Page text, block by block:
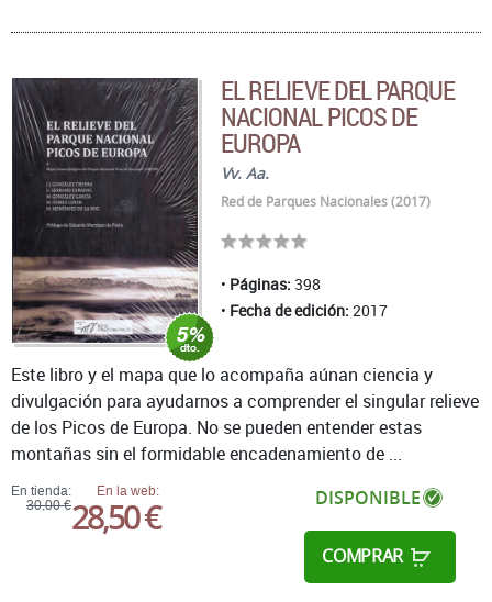
EL RELIEVE DEL PARQUE
NACIONAL PICOS DE
EUROPA
Vv. Aa.
Red de Parques Nacionales (2017)
Páginas: 398
Fecha de edición: 2017
En tienda:
30,00 €
En la web:
28,50 € DISPONIBLE
COMPRAR
Este libro y el mapa que lo acompaña aúnan ciencia y
divulgación para ayudarnos a comprender el singular relieve
de los Picos de Europa. No se pueden entender estas
montañas sin el formidable encadenamiento de ...